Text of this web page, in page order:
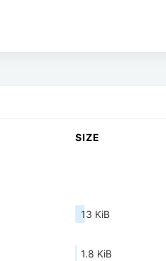
SIZE
13 KiB
1.8 KiB